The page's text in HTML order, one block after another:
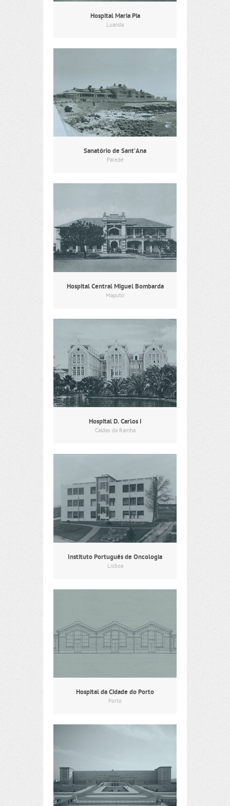
Hospital Maria Pia
Luanda
Sanatório de Sant’Ana
Parede
Hospital Central Miguel Bombarda
Maputo
Hospital D. Carlos I
Caldas da Rainha
Instituto Português de Oncologia
Lisboa
Hospital da Cidade do Porto
Porto